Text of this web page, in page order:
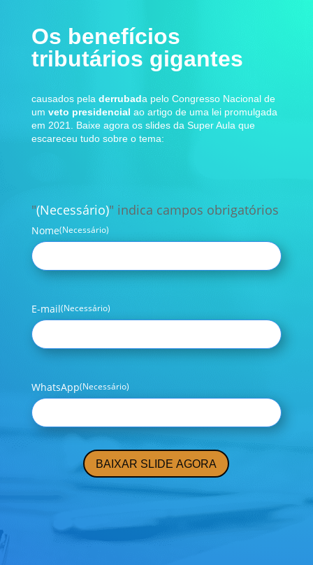
Os benefícios
tributários gigantes
causados pela derrubada pelo Congresso Nacional de
um veto presidencial ao artigo de uma lei promulgada
em 2021. Baixe agora os slides da Super Aula que
escareceu tudo sobre o tema:
"(Necessário)" indica campos obrigatórios
Nome(Necessário)
E-mail(Necessário)
WhatsApp(Necessário)